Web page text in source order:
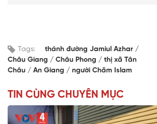
Tags:
thánh đường Jamiul Azhar
Châu Giang
Châu Phong
thị xã Tân
Châu
An Giang người Chăm Islam
TIN CÙNG CHUYÊN MỤC